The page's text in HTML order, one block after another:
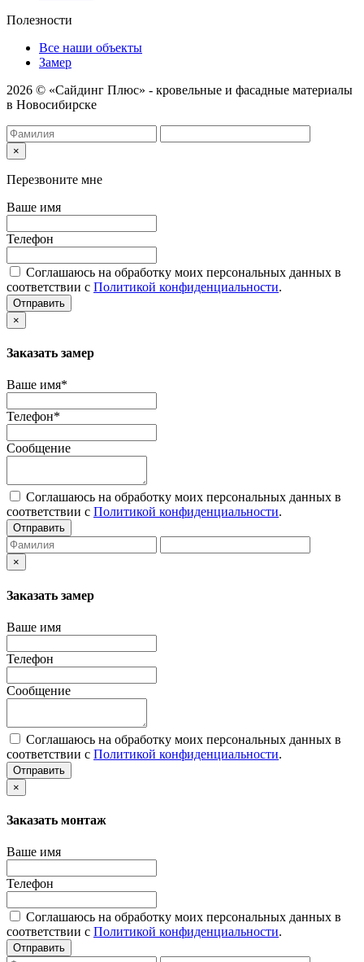
Полезности
Все наши объекты
Замер
2026 © «Сайдинг Плюс» - кровельные и фасадные материалы
в Новосибирске
×
Перезвоните мне
Ваше имя
Телефон
Соглашаюсь на обработку моих персональных данных в
соответствии с Политикой конфиденциальности.
Отправить
×
Заказать замер
Ваше имя*
Телефон*
Сообщение
Соглашаюсь на обработку моих персональных данных в
соответствии с Политикой конфиденциальности.
Отправить
×
Заказать замер
Ваше имя
Телефон
Сообщение
Соглашаюсь на обработку моих персональных данных в
соответствии с Политикой конфиденциальности.
Отправить
×
Заказать монтаж
Ваше имя
Телефон
Соглашаюсь на обработку моих персональных данных в
соответствии с Политикой конфиденциальности.
Отправить